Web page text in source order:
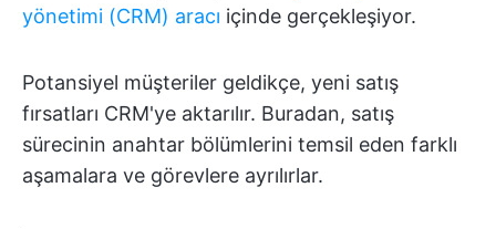
yönetimi (CRM) aracı içinde gerçekleşiyor.
Potansiyel müşteriler geldikçe, yeni satış
fırsatları CRM'ye aktarılır. Buradan, satış
sürecinin anahtar bölümlerini temsil eden farklı
aşamalara ve görevlere ayrılırlar.